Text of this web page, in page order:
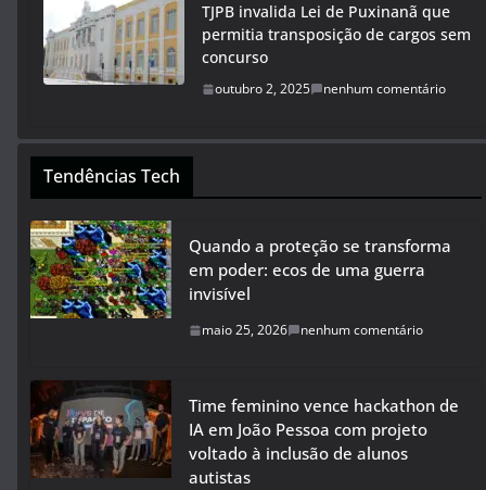
TJPB invalida Lei de Puxinanã que
permitia transposição de cargos sem
concurso
outubro 2, 2025 nenhum comentário
Tendências Tech
Quando a proteção se transforma
em poder: ecos de uma guerra
invisível
maio 25, 2026 nenhum comentário
Time feminino vence hackathon de
IA em João Pessoa com projeto
voltado à inclusão de alunos
autistas